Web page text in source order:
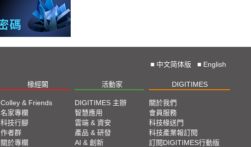
■ 中文简体版 ■ English
椽經閣 活動家 DIGITIMES
Colley & Friends
名家專欄
科技行腳
作者群
關於專欄
DIGITIMES 主辦
智慧應用
雲端 & 資安
產品 & 研發
AI & 創新
關於我們
會員服務
科技椽送門
科技產業報訂閱
訂閱DIGITIMES行動版